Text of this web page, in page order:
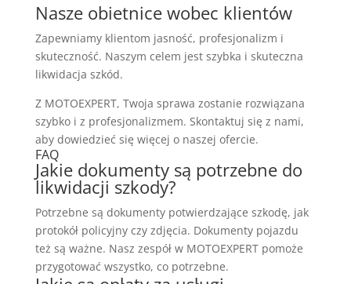
Nasze obietnice wobec klientów
Zapewniamy klientom jasność, profesjonalizm i
skuteczność. Naszym celem jest szybka i skuteczna
likwidacja szkód.
Z MOTOEXPERT, Twoja sprawa zostanie rozwiązana
szybko i z profesjonalizmem. Skontaktuj się z nami,
aby dowiedzieć się więcej o naszej ofercie.
FAQ
Jakie dokumenty są potrzebne do
likwidacji szkody?
Potrzebne są dokumenty potwierdzające szkodę, jak
protokół policyjny czy zdjęcia. Dokumenty pojazdu
też są ważne. Nasz zespół w MOTOEXPERT pomoże
przygotować wszystko, co potrzebne.